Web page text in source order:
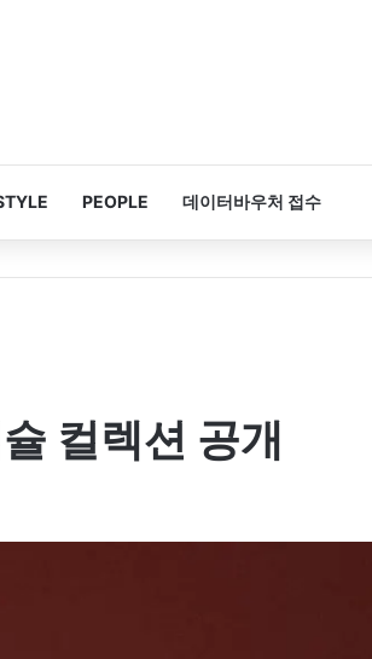
PEOPLE 데이터바우처 접수
컬렉션 공개